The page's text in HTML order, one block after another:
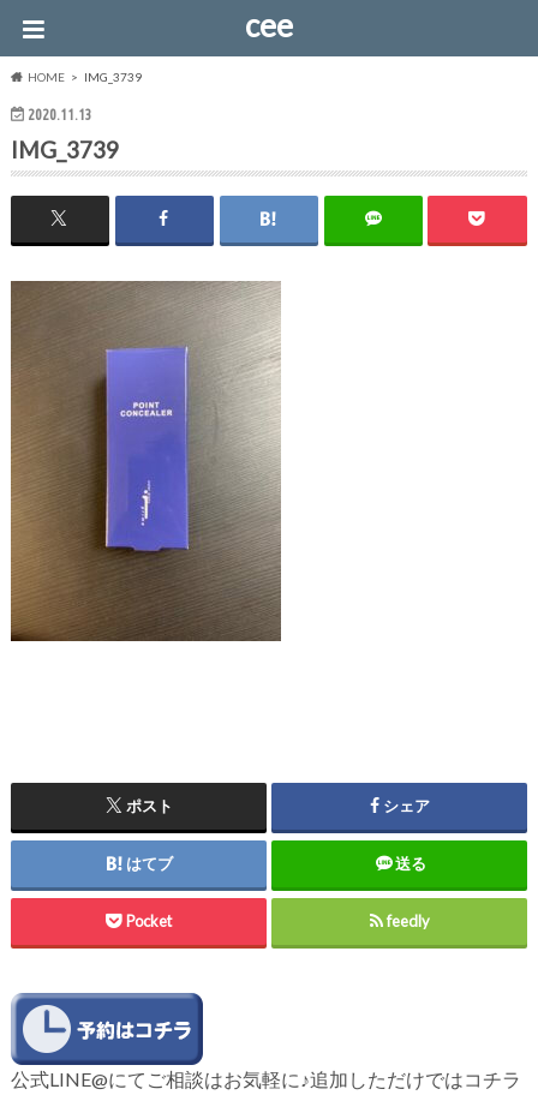
cee
HOME IMG_3739
2020.11.13
IMG_3739
ポスト シェア
はてブ 送る
Pocket feedly
公式LINE@にてご相談はお気軽に♪追加しただけではコチラ